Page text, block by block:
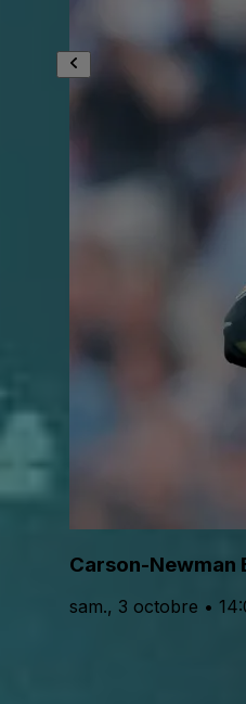
Carson-Newman
sam., 3 octobre •